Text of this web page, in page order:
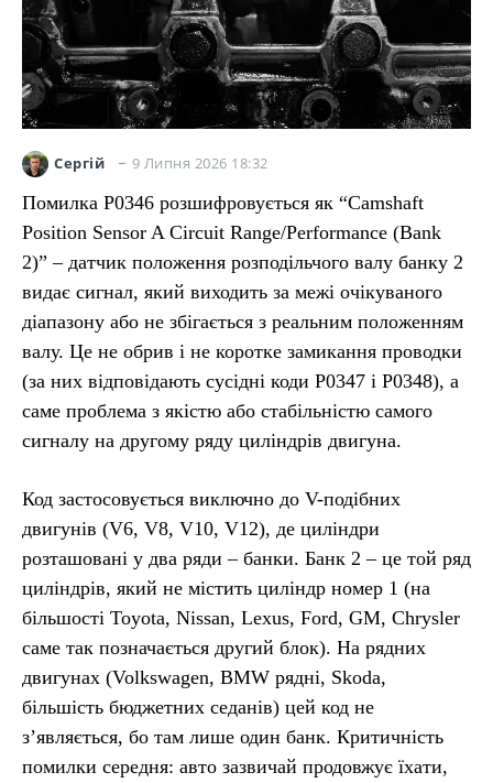
Сергій 9 Липня 2026 18:32
Помилка P0346 розшифровується як “Camshaft
Position Sensor A Circuit Range/Performance (Bank
2)” – датчик положення розподільчого валу банку 2
видає сигнал, який виходить за межі очікуваного
діапазону або не збігається з реальним положенням
валу. Це не обрив і не коротке замикання проводки
(за них відповідають сусідні коди P0347 і P0348), а
саме проблема з якістю або стабільністю самого
сигналу на другому ряду циліндрів двигуна.
Код застосовується виключно до V-подібних
двигунів (V6, V8, V10, V12), де циліндри
розташовані у два ряди – банки. Банк 2 – це той ряд
циліндрів, який не містить циліндр номер 1 (на
більшості Toyota, Nissan, Lexus, Ford, GM, Chrysler
саме так позначається другий блок). На рядних
двигунах (Volkswagen, BMW рядні, Skoda,
більшість бюджетних седанів) цей код не
з’являється, бо там лише один банк. Критичність
помилки середня: авто зазвичай продовжує їхати,